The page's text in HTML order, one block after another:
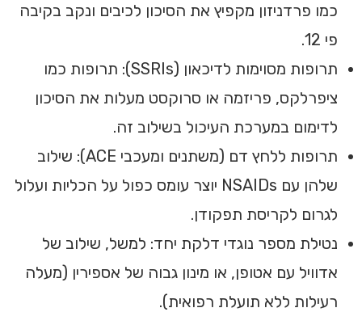
כמו פרדניזון מקפיץ את הסיכון לכיבים ונקב בקיבה
פי 12.
תרופות מסוימות לדיכאון (SSRIs): תרופות כמו
ציפרלקס, פריזמה או סרוקסט מעלות את הסיכון
לדימום במערכת העיכול בשילוב זה.
תרופות ללחץ דם (משתנים ומעכבי ACE): שילוב
שלהן עם NSAIDs יוצר עומס כפול על הכליות ועלול
לגרום לקריסת תפקודן.
נטילת מספר נוגדי דלקת יחד: למשל, שילוב של
אדוויל עם אטופן, או מינון גבוה של אספירין (מעלה
רעילות ללא תועלת רפואית).